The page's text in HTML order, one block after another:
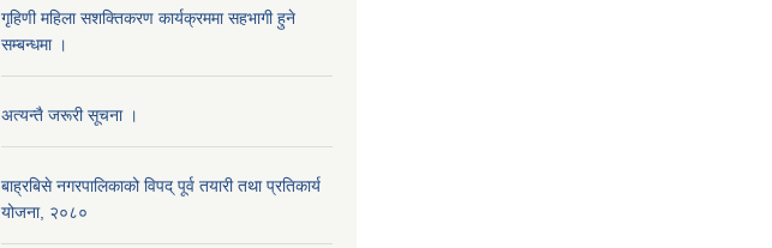
गृहिणी महिला सशक्तिकरण कार्यक्रममा सहभागी हुने
सम्बन्धमा ।
अत्यन्तै जरूरी सूचना ।
बाह्रबिसे नगरपालिकाको विपद् पूर्व तयारी तथा प्रतिकार्य
योजना, २०८०